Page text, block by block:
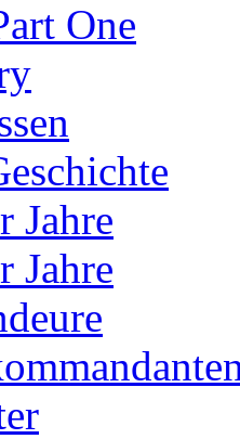
One
Jahre
Jahre